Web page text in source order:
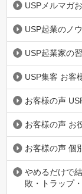
USPメルマガ
USP起業のノ
USP起業家の
USP集客 お客
お客様の声
お客様の声 お
お客様の声 個
やめるだけで
敗・トラップ・